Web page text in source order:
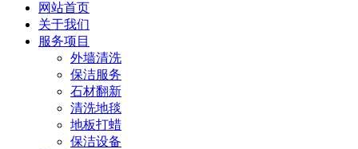
网站首页
关于我们
服务项目
外墙清洗
保洁服务
石材翻新
清洗地毯
地板打蜡
保洁设备